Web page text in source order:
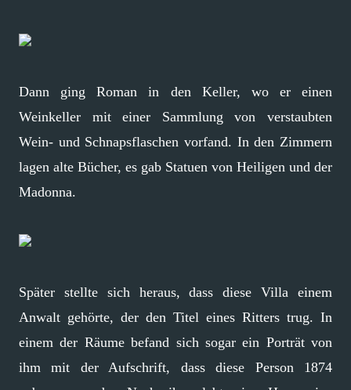
Dann ging Roman in den Keller, wo er einen
Weinkeller mit einer Sammlung von verstaubten
Wein- und Schnapsflaschen vorfand. In den Zimmern
lagen alte Bücher, es gab Statuen von Heiligen und der
Madonna.
Später stellte sich heraus, dass diese Villa einem
Anwalt gehörte, der den Titel eines Ritters trug. In
einem der Räume befand sich sogar ein Porträt von
ihm mit der Aufschrift, dass diese Person 1874